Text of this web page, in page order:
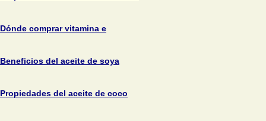
Dónde comprar vitamina e
Beneficios del aceite de soya
Propiedades del aceite de coco